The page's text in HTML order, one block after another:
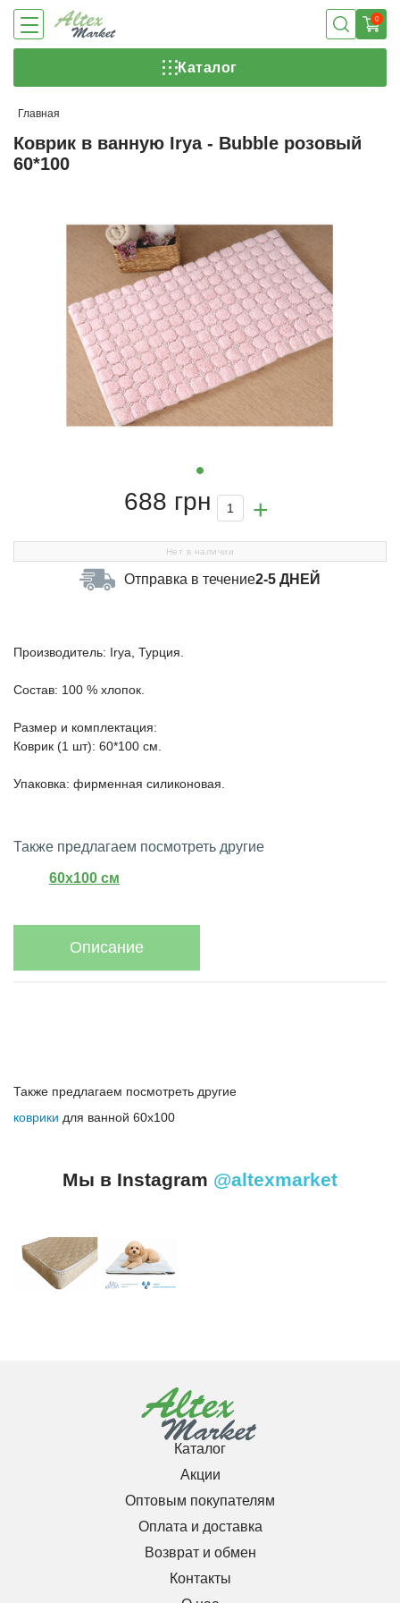
0
Каталог
Главная
Коврик в ванную Irya - Bubble розовый
60*100
688 грн
Нет в наличии
Отправка в течение2-5 ДНЕЙ
Производитель: Irya, Турция.
Состав: 100 % хлопок.
Размер и комплектация:
Коврик (1 шт): 60*100 см.
Упаковка: фирменная силиконовая.
Также предлагаем посмотреть другие
60х100 см
Описание
Также предлагаем посмотреть другие
коврики для ванной 60х100
Мы в Instagram @altexmarket
Каталог
Акции
Оптовым покупателям
Оплата и доставка
Возврат и обмен
Контакты